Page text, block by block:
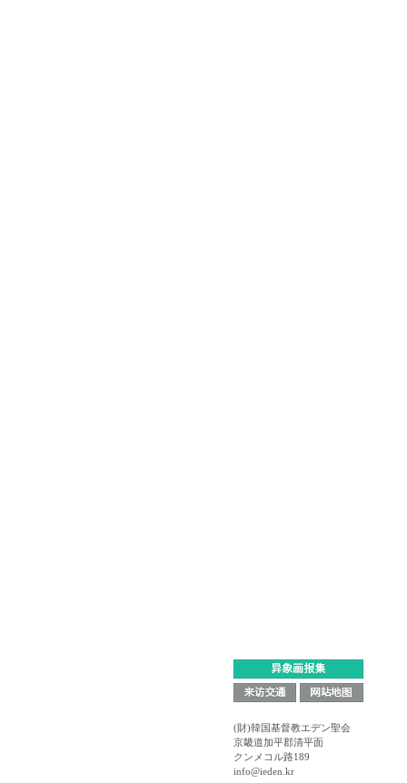
(財)韓国基督教エデン聖会
京畿道加平郡清平面
クンメコル路189
info@ieden.kr